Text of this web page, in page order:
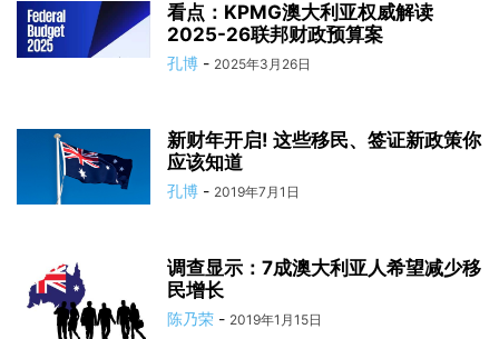
看点：KPMG澳大利亚权威解读
2025-26联邦财政预算案
孔博 - 2025年3月26日
新财年开启! 这些移民、签证新政策你
应该知道
孔博 - 2019年7月1日
调查显示：7成澳大利亚人希望减少移
民增长
陈乃荣 - 2019年1月15日